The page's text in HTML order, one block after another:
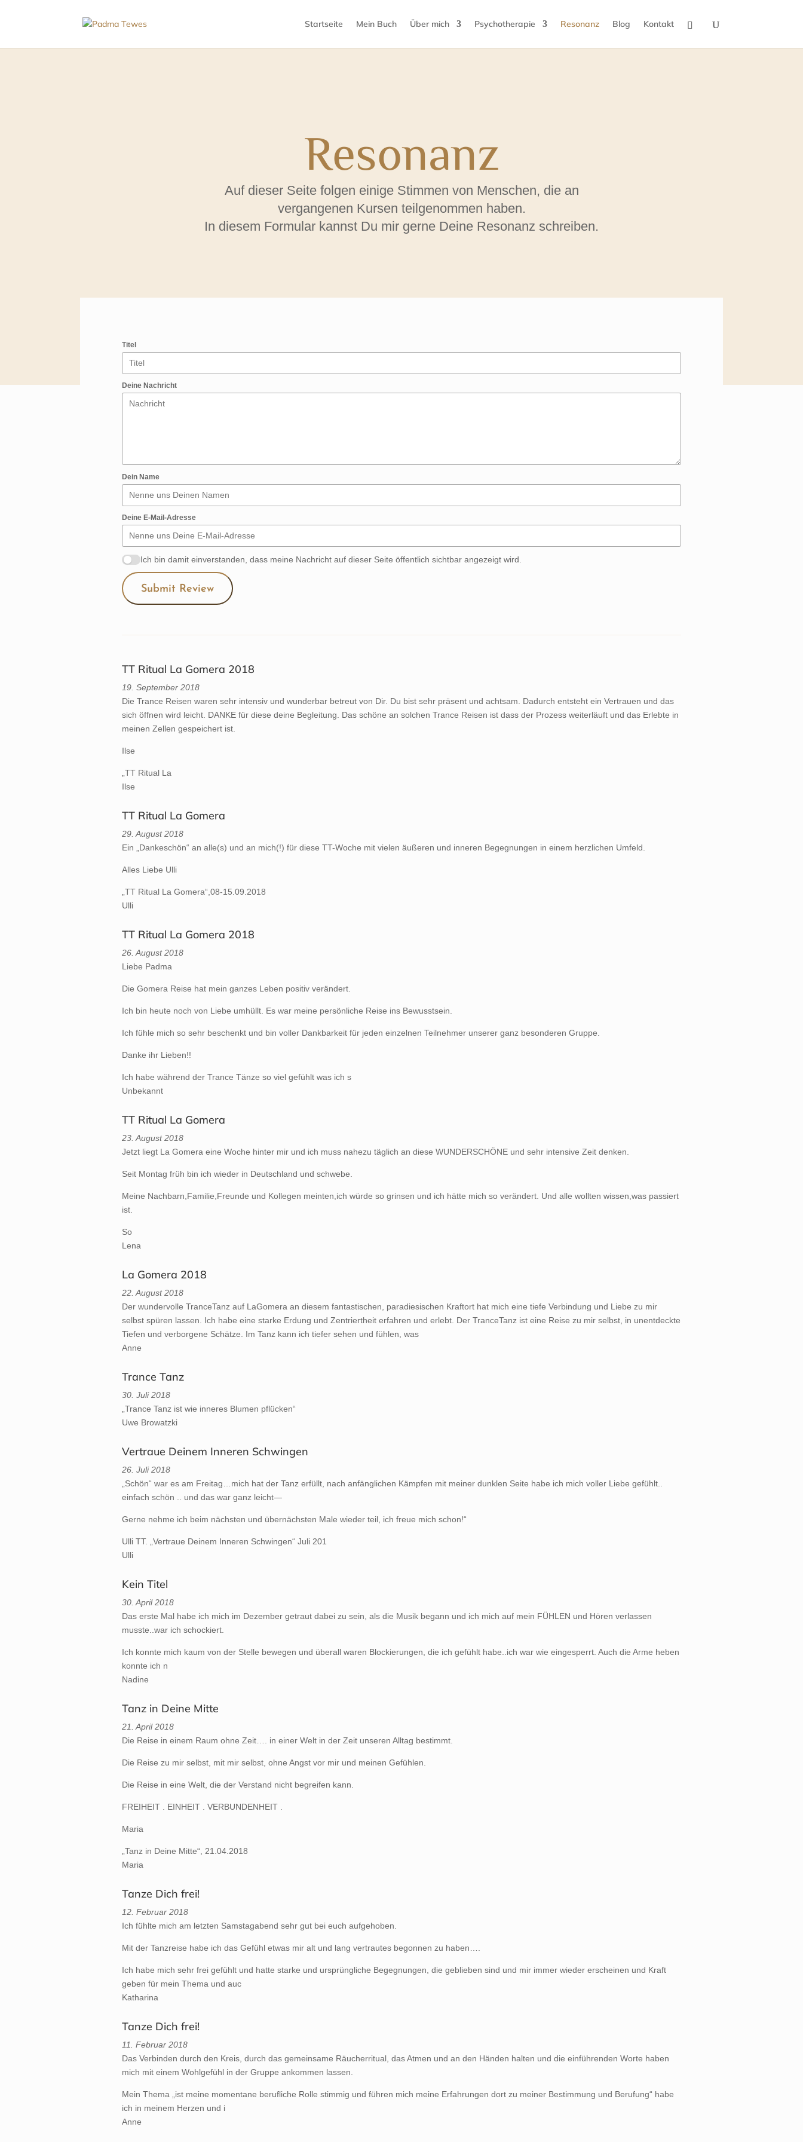
Startseite Mein Buch Über mich Psychotherapie Resonanz Blog Kontakt
Resonanz
Auf dieser Seite folgen einige Stimmen von Menschen, die an
vergangenen Kursen teilgenommen haben.
In diesem Formular kannst Du mir gerne Deine Resonanz schreiben.
Titel
Deine Nachricht
Dein Name
Deine E-Mail-Adresse
Ich bin damit einverstanden, dass meine Nachricht auf dieser Seite öffentlich sichtbar angezeigt wird.
Submit Review
TT Ritual La Gomera 2018
19. September 2018
Die Trance Reisen waren sehr intensiv und wunderbar betreut von Dir. Du bist sehr präsent und achtsam. Dadurch entsteht ein Vertrauen und das
sich öffnen wird leicht. DANKE für diese deine Begleitung. Das schöne an solchen Trance Reisen ist dass der Prozess weiterläuft und das Erlebte in
meinen Zellen gespeichert ist.
Ilse
„TT Ritual La
Ilse
TT Ritual La Gomera
29. August 2018
Ein „Dankeschön“ an alle(s) und an mich(!) für diese TT-Woche mit vielen äußeren und inneren Begegnungen in einem herzlichen Umfeld.
Alles Liebe Ulli
„TT Ritual La Gomera“,08-15.09.2018
Ulli
TT Ritual La Gomera 2018
26. August 2018
Liebe Padma
Die Gomera Reise hat mein ganzes Leben positiv verändert.
Ich bin heute noch von Liebe umhüllt. Es war meine persönliche Reise ins Bewusstsein.
Ich fühle mich so sehr beschenkt und bin voller Dankbarkeit für jeden einzelnen Teilnehmer unserer ganz besonderen Gruppe.
Danke ihr Lieben!!
Ich habe während der Trance Tänze so viel gefühlt was ich s
Unbekannt
TT Ritual La Gomera
23. August 2018
Jetzt liegt La Gomera eine Woche hinter mir und ich muss nahezu täglich an diese WUNDERSCHÖNE und sehr intensive Zeit denken.
Seit Montag früh bin ich wieder in Deutschland und schwebe.
Meine Nachbarn,Familie,Freunde und Kollegen meinten,ich würde so grinsen und ich hätte mich so verändert. Und alle wollten wissen,was passiert
ist.
So
Lena
La Gomera 2018
22. August 2018
Der wundervolle TranceTanz auf LaGomera an diesem fantastischen, paradiesischen Kraftort hat mich eine tiefe Verbindung und Liebe zu mir
selbst spüren lassen. Ich habe eine starke Erdung und Zentriertheit erfahren und erlebt. Der TranceTanz ist eine Reise zu mir selbst, in unentdeckte
Tiefen und verborgene Schätze. Im Tanz kann ich tiefer sehen und fühlen, was
Anne
Trance Tanz
30. Juli 2018
„Trance Tanz ist wie inneres Blumen pflücken“
Uwe Browatzki
Vertraue Deinem Inneren Schwingen
26. Juli 2018
„Schön“ war es am Freitag…mich hat der Tanz erfüllt, nach anfänglichen Kämpfen mit meiner dunklen Seite habe ich mich voller Liebe gefühlt..
einfach schön .. und das war ganz leicht—
Gerne nehme ich beim nächsten und übernächsten Male wieder teil, ich freue mich schon!“
Ulli TT. „Vertraue Deinem Inneren Schwingen“ Juli 201
Ulli
Kein Titel
30. April 2018
Das erste Mal habe ich mich im Dezember getraut dabei zu sein, als die Musik begann und ich mich auf mein FÜHLEN und Hören verlassen
musste..war ich schockiert.
Ich konnte mich kaum von der Stelle bewegen und überall waren Blockierungen, die ich gefühlt habe..ich war wie eingesperrt. Auch die Arme heben
konnte ich n
Nadine
Tanz in Deine Mitte
21. April 2018
Die Reise in einem Raum ohne Zeit…. in einer Welt in der Zeit unseren Alltag bestimmt.
Die Reise zu mir selbst, mit mir selbst, ohne Angst vor mir und meinen Gefühlen.
Die Reise in eine Welt, die der Verstand nicht begreifen kann.
FREIHEIT . EINHEIT . VERBUNDENHEIT .
Maria
„Tanz in Deine Mitte“, 21.04.2018
Maria
Tanze Dich frei!
12. Februar 2018
Ich fühlte mich am letzten Samstagabend sehr gut bei euch aufgehoben.
Mit der Tanzreise habe ich das Gefühl etwas mir alt und lang vertrautes begonnen zu haben….
Ich habe mich sehr frei gefühlt und hatte starke und ursprüngliche Begegnungen, die geblieben sind und mir immer wieder erscheinen und Kraft
geben für mein Thema und auc
Katharina
Tanze Dich frei!
11. Februar 2018
Das Verbinden durch den Kreis, durch das gemeinsame Räucherritual, das Atmen und an den Händen halten und die einführenden Worte haben
mich mit einem Wohlgefühl in der Gruppe ankommen lassen.
Mein Thema „ist meine momentane berufliche Rolle stimmig und führen mich meine Erfahrungen dort zu meiner Bestimmung und Berufung“ habe
ich in meinem Herzen und i
Anne